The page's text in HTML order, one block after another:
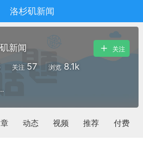
洛杉矶新闻
新闻
关注 57 浏览 8.1k
关注
动态 视频 推荐 付费